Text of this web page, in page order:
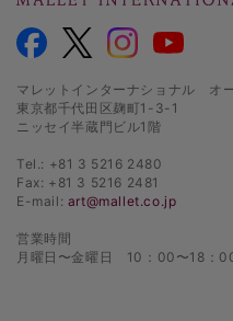
マレットインターナショナル オ
東京都千代田区麹町1-3-1
ニッセイ半蔵門ビル1階
Tel.: +81 3 5216 2480
Fax: +81 3 5216 2481
E-mail: art@mallet.co.jp
営業時間
月曜日〜金曜日 10：00〜18：